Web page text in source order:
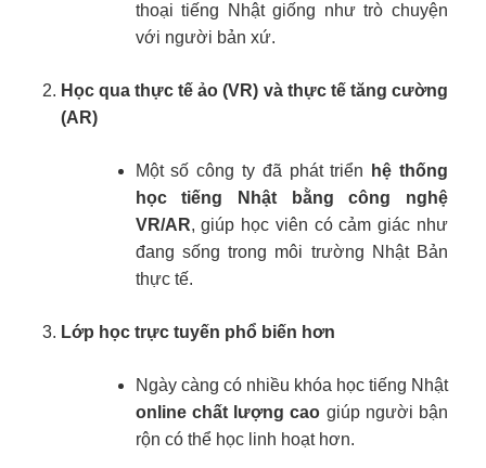
thoại tiếng Nhật giống như trò chuyện
với người bản xứ.
Học qua thực tế ảo (VR) và thực tế tăng cường
(AR)
Một số công ty đã phát triển
hệ thống
học tiếng Nhật bằng công nghệ
VR/AR, giúp học viên có cảm giác như
đang sống trong môi trường Nhật Bản
thực tế.
Lớp học trực tuyến phổ biến hơn
Ngày càng có nhiều khóa học tiếng Nhật
online chất lượng cao giúp người bận
rộn có thể học linh hoạt hơn.